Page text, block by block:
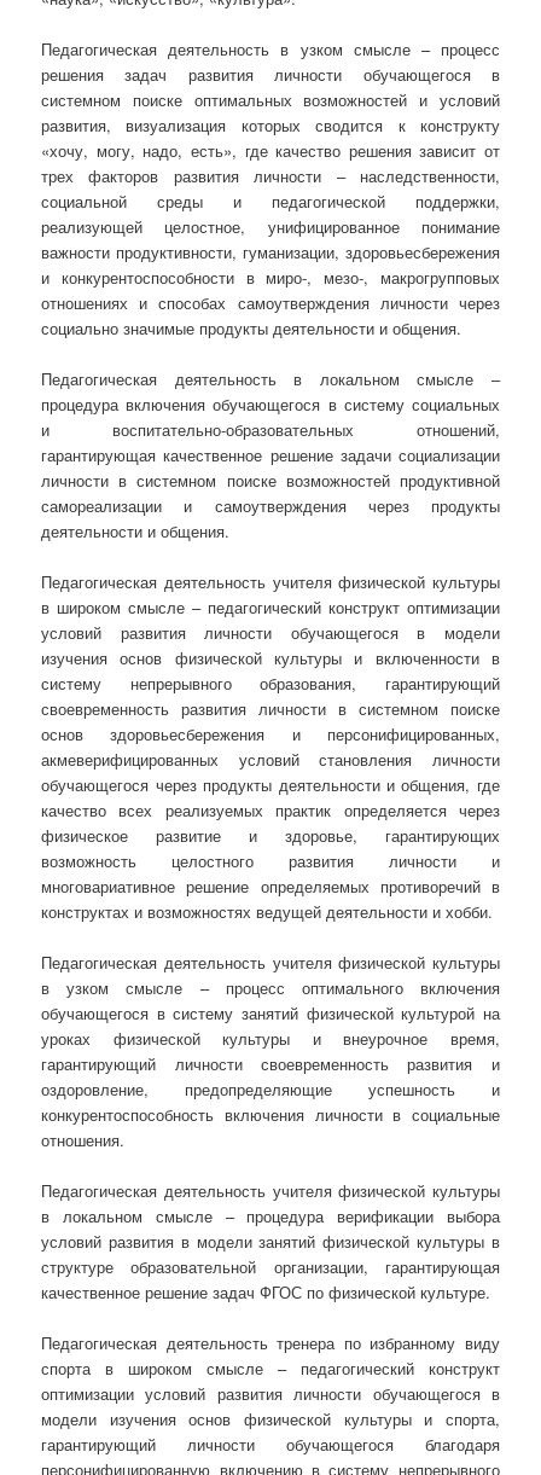
Педагогическая деятельность в узком смысле – процесс
решения задач развития личности обучающегося в
системном поиске оптимальных возможностей и условий
развития, визуализация которых сводится к конструкту
«хочу, могу, надо, есть», где качество решения зависит от
трех факторов развития личности – наследственности,
социальной среды и педагогической поддержки,
реализующей целостное, унифицированное понимание
важности продуктивности, гуманизации, здоровьесбережения
и конкурентоспособности в миро-, мезо-, макрогрупповых
отношениях и способах самоутверждения личности через
социально значимые продукты деятельности и общения.
Педагогическая деятельность в локальном смысле –
процедура включения обучающегося в систему социальных
и воспитательно-образовательных отношений,
гарантирующая качественное решение задачи социализации
личности в системном поиске возможностей продуктивной
самореализации и самоутверждения через продукты
деятельности и общения.
Педагогическая деятельность учителя физической культуры
в широком смысле – педагогический конструкт оптимизации
условий развития личности обучающегося в модели
изучения основ физической культуры и включенности в
систему непрерывного образования, гарантирующий
своевременность развития личности в системном поиске
основ здоровьесбережения и персонифицированных,
акмеверифицированных условий становления личности
обучающегося через продукты деятельности и общения, где
качество всех реализуемых практик определяется через
физическое развитие и здоровье, гарантирующих
возможность целостного развития личности и
многовариативное решение определяемых противоречий в
конструктах и возможностях ведущей деятельности и хобби.
Педагогическая деятельность учителя физической культуры
в узком смысле – процесс оптимального включения
обучающегося в систему занятий физической культурой на
уроках физической культуры и внеурочное время,
гарантирующий личности своевременность развития и
оздоровление, предопределяющие успешность и
конкурентоспособность включения личности в социальные
отношения.
Педагогическая деятельность учителя физической культуры
в локальном смысле – процедура верификации выбора
условий развития в модели занятий физической культуры в
структуре образовательной организации, гарантирующая
качественное решение задач ФГОС по физической культуре.
Педагогическая деятельность тренера по избранному виду
спорта в широком смысле – педагогический конструкт
оптимизации условий развития личности обучающегося в
модели изучения основ физической культуры и спорта,
гарантирующий личности обучающегося благодаря
персонифицированную включению в систему непрерывного